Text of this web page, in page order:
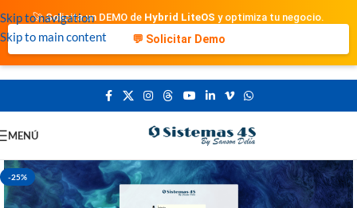
Skip to navigation
Skip to main content
🚀 Solicita un DEMO de Hybrid LiteOS y optimiza tu negocio.
💬 Solicitar Demo
MENÚ
-25%